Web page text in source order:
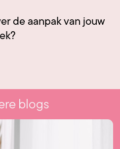
de aanpak van jouw
blogs